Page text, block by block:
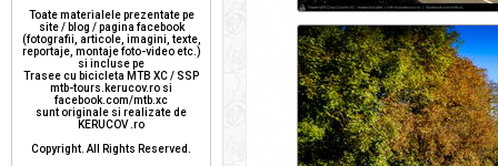
Toate materialele prezentate pe
site / blog / pagina facebook
(fotografii, articole, imagini, texte,
reportaje, montaje foto-video etc.)
si incluse pe
Trasee cu bicicleta MTB XC / SSP
mtb-tours.kerucov.ro si
facebook.com/mtb.xc
sunt originale si realizate de
KERUCOV .ro
Copyright. All Rights Reserved.